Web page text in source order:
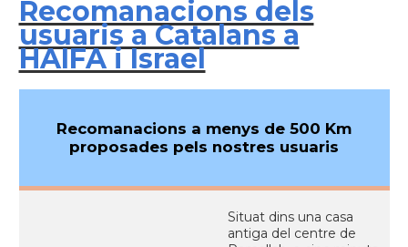
Recomanacions dels
usuaris a Catalans a
HAIFA i Israel
Recomanacions a menys de 500 Km
proposades pels nostres usuaris
Situat dins una casa
antiga del centre de